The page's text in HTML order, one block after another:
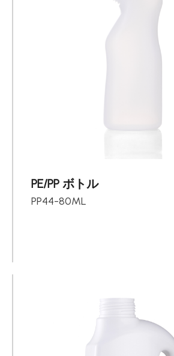
PE/PP ボトル
PP44-80ML